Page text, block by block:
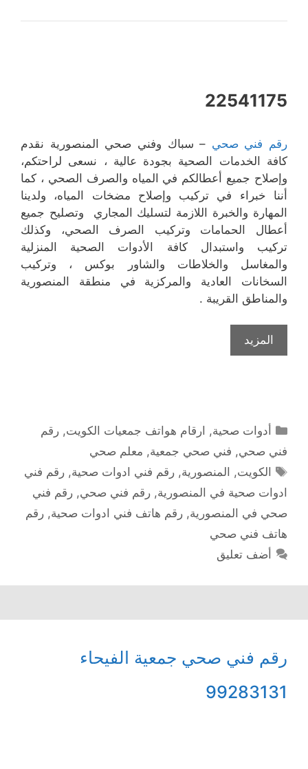
22541175
رقم فني صحي – سباك وفني صحي المنصورية نقدم
كافة الخدمات الصحية بجودة عالية ، نسعى لراحتكم،
وإصلاح جميع أعطالكم في المياه والصرف الصحي ، كما
أننا خبراء في تركيب وإصلاح مضخات المياه، ولدينا
المهارة والخبرة اللازمة لتسليك المجاري وتصليح جميع
أعطال الحمامات وتركيب الصرف الصحي، وكذلك
تركيب واستبدال كافة الأدوات الصحية المنزلية
والمغاسل والخلاطات والشاور بوكس ، وتركيب
السخانات العادية والمركزية في منطقة المنصورية
والمناطق القريبة .
المزيد
التصنيفات
أدوات صحية, ارقام هواتف جمعيات الكويت,رقم
فني صحي, فني صحي جمعية, معلم صحي
الوسوم
الكويت, المنصورية,رقم فني ادوات صحية,رقم فني
ادوات صحية في المنصورية, رقم فني صحي, رقم فني
صحي في المنصورية, رقم هاتف فني ادوات صحية, رقم
هاتف فني صحي
أضف تعليق
رقم فني صحي جمعية الفيحاء
99283131